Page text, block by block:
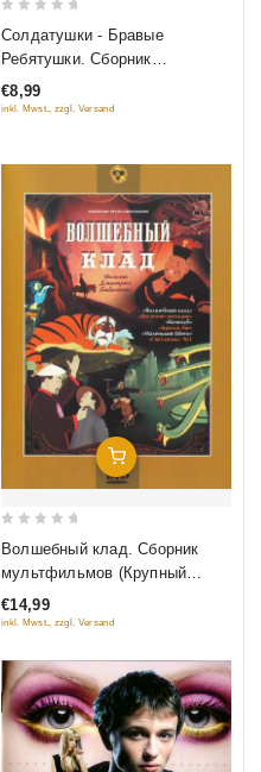
5
Солдатушки - Бравые
Ребятушки. Сборник
мультфильмов
€8,99
inkl. Mwst., zzgl. Versand
Добавить В Корзину
5
Волшебный клад. Сборник
мультфильмов (Крупный
план)
€14,99
inkl. Mwst., zzgl. Versand